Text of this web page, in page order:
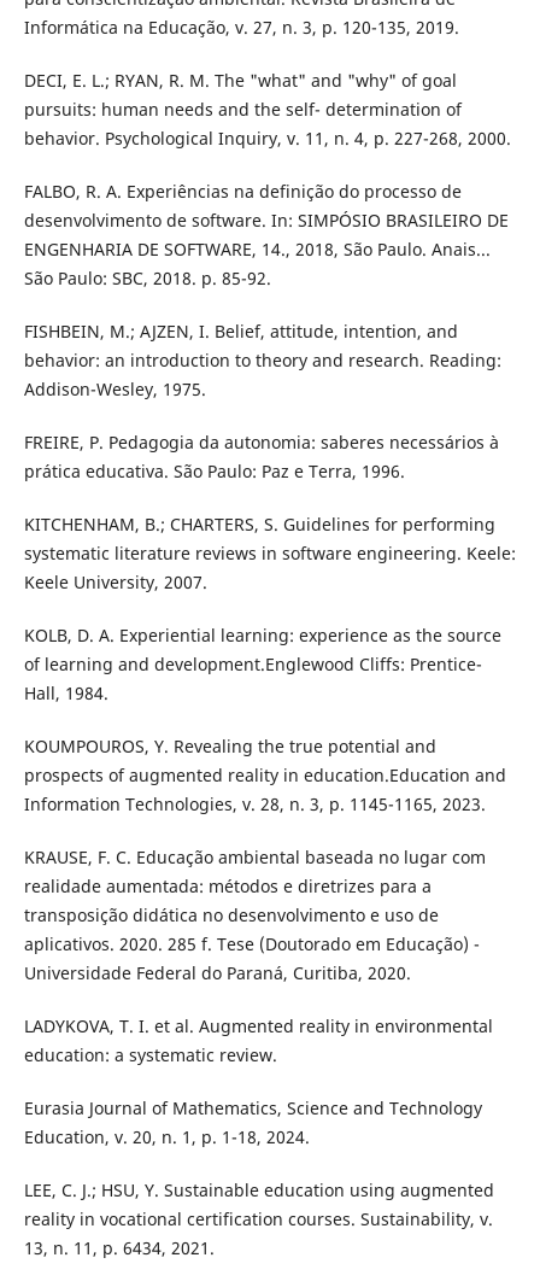
Informática na Educação, v. 27, n. 3, p. 120-135, 2019.
DECI, E. L.; RYAN, R. M. The "what" and "why" of goal
pursuits: human needs and the self- determination of
behavior. Psychological Inquiry, v. 11, n. 4, p. 227-268, 2000.
FALBO, R. A. Experiências na definição do processo de
desenvolvimento de software. In: SIMPÓSIO BRASILEIRO DE
ENGENHARIA DE SOFTWARE, 14., 2018, São Paulo. Anais...
São Paulo: SBC, 2018. p. 85-92.
FISHBEIN, M.; AJZEN, I. Belief, attitude, intention, and
behavior: an introduction to theory and research. Reading:
Addison-Wesley, 1975.
FREIRE, P. Pedagogia da autonomia: saberes necessários à
prática educativa. São Paulo: Paz e Terra, 1996.
KITCHENHAM, B.; CHARTERS, S. Guidelines for performing
systematic literature reviews in software engineering. Keele:
Keele University, 2007.
KOLB, D. A. Experiential learning: experience as the source
of learning and development.Englewood Cliffs: Prentice-
Hall, 1984.
KOUMPOUROS, Y. Revealing the true potential and
prospects of augmented reality in education.Education and
Information Technologies, v. 28, n. 3, p. 1145-1165, 2023.
KRAUSE, F. C. Educação ambiental baseada no lugar com
realidade aumentada: métodos e diretrizes para a
transposição didática no desenvolvimento e uso de
aplicativos. 2020. 285 f. Tese (Doutorado em Educação) -
Universidade Federal do Paraná, Curitiba, 2020.
LADYKOVA, T. I. et al. Augmented reality in environmental
education: a systematic review.
Eurasia Journal of Mathematics, Science and Technology
Education, v. 20, n. 1, p. 1-18, 2024.
LEE, C. J.; HSU, Y. Sustainable education using augmented
reality in vocational certification courses. Sustainability, v.
13, n. 11, p. 6434, 2021.